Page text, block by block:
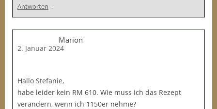
Antworten ↓
Marion
2. Januar 2024
Hallo Stefanie,
habe leider kein RM 610. Wie muss ich das Rezept
verändern, wenn ich 1150er nehme?